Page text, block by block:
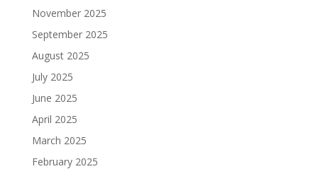
November 2025
September 2025
August 2025
July 2025
June 2025
April 2025
March 2025
February 2025